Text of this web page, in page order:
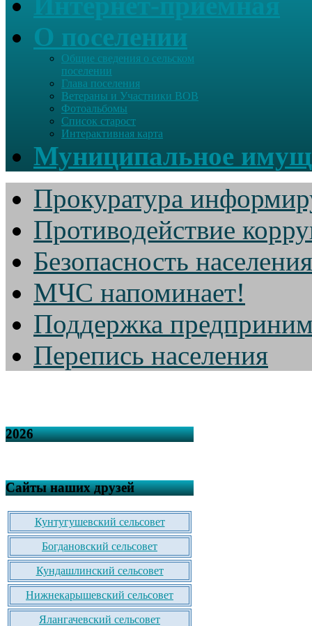
О поселении
Общие сведения о сельском
поселении
Глава поселения
Ветераны и Участники ВОВ
Фотоальбомы
Список старост
Интерактивная карта
Муниципальное
Прокуратура
Противодействие
Безопасность населения
МЧС напоминает!
Поддержка
Перепись населения
2026
Сайты наших друзей
Кунтугушевский сельсовет
Богдановский сельсовет
Кундашлинский сельсовет
Нижнекарышевский сельсовет
Ялангачевский сельсовет